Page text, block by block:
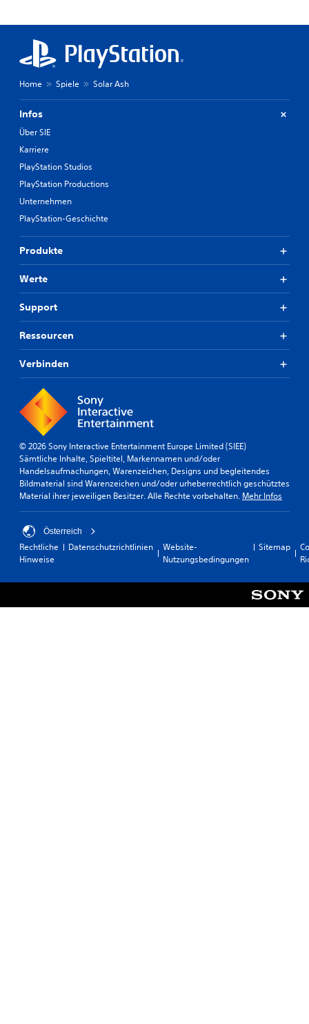
Home Spiele Solar Ash
Infos
Über SIE
Karriere
PlayStation Studios
PlayStation Productions
Unternehmen
PlayStation-Geschichte
Produkte
Werte
Support
Ressourcen
Verbinden
© 2026 Sony Interactive Entertainment Europe Limited (SIEE)
Sämtliche Inhalte, Spieltitel, Markennamen und/oder
Handelsaufmachungen, Warenzeichen, Designs und begleitendes
Bildmaterial sind Warenzeichen und/oder urheberrechtlich geschütztes
Material ihrer jeweiligen Besitzer. Alle Rechte vorbehalten. Mehr Infos
Österreich
Rechtliche
Hinweise
Datenschutzrichtlinien
Website-
Nutzungsbedingungen
Sitemap